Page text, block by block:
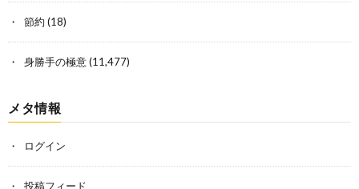
節約 (18)
身勝手の極意(11,477)
メタ情報
ログイン
投稿フィード